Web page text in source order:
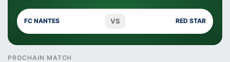
FC NANTES VS RED STAR
PROCHAIN MATCH